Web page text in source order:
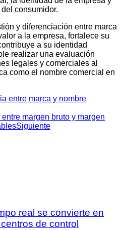
consumidor.
y diferenciación entre marca
a la empresa, fortalece su
a su identidad
realizar una evaluación
legales y comerciales al
como el nombre comercial en
entre marca y nombre
margen bruto y margen
Siguiente
real se convierte en
de control